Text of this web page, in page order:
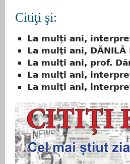
Citiţi şi:
La mulți ani,
La mulţi ani, DĂNILĂ
La mulţi ani, prof.
La mulţi ani,
La mulţi ani,